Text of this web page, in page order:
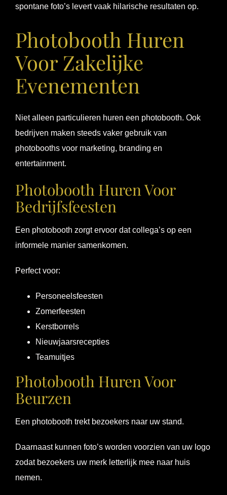
spontane foto’s levert vaak hilarische resultaten op.
Photobooth Huren
Voor Zakelijke
Evenementen
Niet alleen particulieren huren een photobooth. Ook
bedrijven maken steeds vaker gebruik van
photobooths voor marketing, branding en
entertainment.
Photobooth Huren Voor
Bedrijfsfeesten
Een photobooth zorgt ervoor dat collega’s op een
informele manier samenkomen.
Perfect voor:
Personeelsfeesten
Zomerfeesten
Kerstborrels
Nieuwjaarsrecepties
Teamuitjes
Photobooth Huren Voor
Beurzen
Een photobooth trekt bezoekers naar uw stand.
Daarnaast kunnen foto’s worden voorzien van uw logo
zodat bezoekers uw merk letterlijk mee naar huis
nemen.